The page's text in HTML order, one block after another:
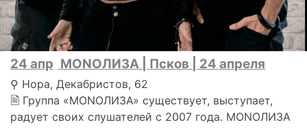
24 апр MONOЛИЗА | Псков | 24 апреля
⚲ Нора, Декабристов, 62
🗎 Группа «MONOЛИЗА» существует, выступает,
радует своих слушателей с 2007 года. MONOЛИЗА